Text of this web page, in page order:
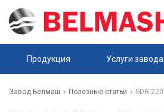
Продукция Услуги
Завод Белмаш Полезные статьи SDR-